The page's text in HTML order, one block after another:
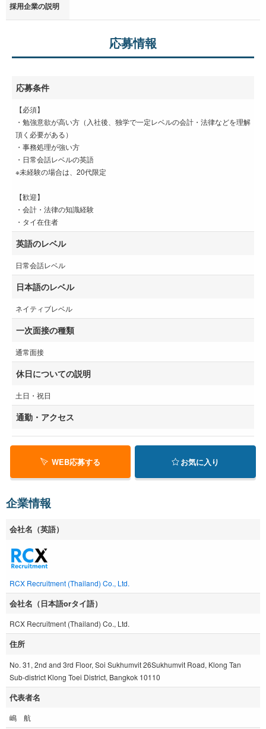
採用企業の説明
応募情報
応募条件
【必須】
・勉強意欲が高い方（入社後、独学で一定レベルの会計・法律などを理解
頂く必要がある）
・事務処理が強い方
・日常会話レベルの英語
※未経験の場合は、20代限定
【歓迎】
・会計・法律の知識経験
・タイ在住者
英語のレベル
日常会話レベル
日本語のレベル
ネイティブレベル
一次面接の種類
通常面接
休日についての説明
土日・祝日
通勤・アクセス
WEB応募する お気に入り
企業情報
会社名（英語）
RCX Recruitment (Thailand) Co., Ltd.
会社名（日本語orタイ語）
RCX Recruitment (Thailand) Co., Ltd.
住所
No. 31, 2nd and 3rd Floor, Soi Sukhumvit 26Sukhumvit Road, Klong Tan
Sub-district Klong Toei District, Bangkok 10110
代表者名
嶋 航